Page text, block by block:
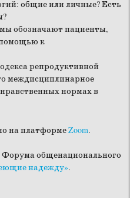
общие или личные? Есть
обозначают пациенты,
к
репродуктивной
междисциплинарное
нормах в
на платформеZoom.
общенационального
надежду».